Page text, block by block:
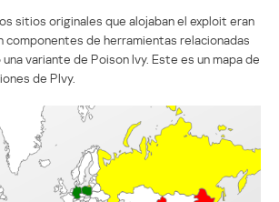
sitios originales que alojaban el exploit eran
componentes de herramientas relacionadas
variante de Poison Ivy. Este es un mapa de
de PIvy.